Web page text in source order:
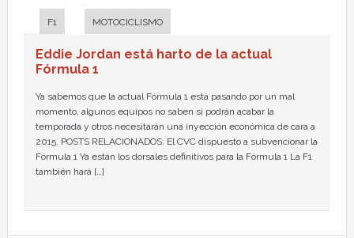
F1 MOTOCICLISMO
Eddie Jordan está harto de la actual
Fórmula 1
Ya sabemos que la actual Fórmula 1 está pasando por un mal
momento, algunos equipos no saben si podrán acabar la
temporada y otros necesitarán una inyección económica de cara a
2015. POSTS RELACIONADOS: El CVC dispuesto a subvencionar la
Fórmula 1 Ya están los dorsales definitivos para la Fórmula 1 La F1
también hará […]